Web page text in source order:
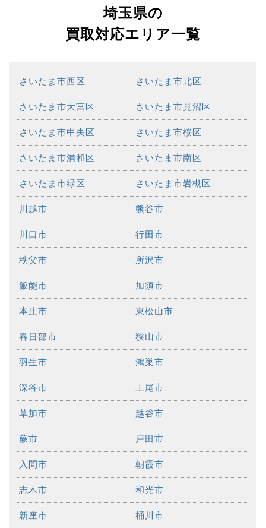
埼玉県の
買取対応エリア一覧
さいたま市西区 さいたま市北区
さいたま市大宮区 さいたま市見沼区
さいたま市中央区 さいたま市桜区
さいたま市浦和区 さいたま市南区
さいたま市緑区 さいたま市岩槻区
川越市 熊谷市
川口市 行田市
秩父市 所沢市
飯能市 加須市
本庄市 東松山市
春日部市 狭山市
羽生市 鴻巣市
深谷市 上尾市
草加市 越谷市
蕨市 戸田市
入間市 朝霞市
志木市 和光市
新座市 桶川市